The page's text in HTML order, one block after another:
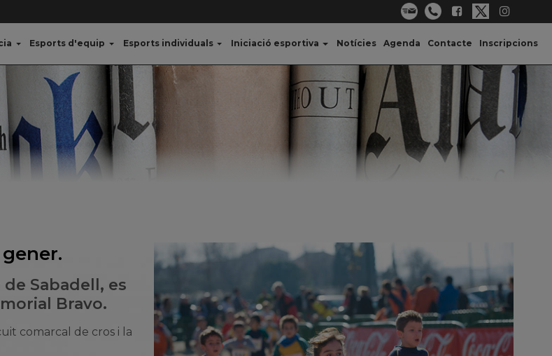
Esports d'equip Esports individuals Iniciació esportiva Notícies Agenda Contacte Inscripcions
Sabadell, es
Bravo.
comarcal de cros i la